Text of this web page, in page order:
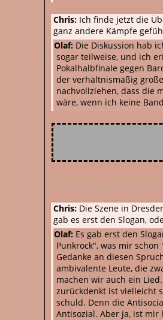
Chris: Ich finde jetzt die
ganz andere Kämpfe
Olaf: Die Diskussion hab
sogar teilweise, und ich
Pokalhalbfinale gegen
der verhältnismäßig
nachvollziehen, dass die
wäre, wenn ich keine
Chris: Die Szene in
gab es erst den Slogan,
Olaf: Es gab erst den
Punkrock", was mir
Gedanke an diesen
ambivalente Leute, die
machen wir auch ein
zurückdenkt ist vielleicht
schuld. Denn die
Antisozial. Aber ja, ist